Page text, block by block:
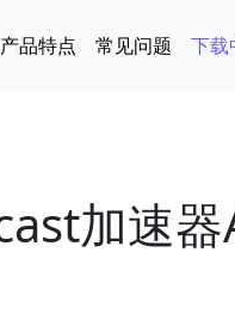
产品特点 常见问题 下载
加速